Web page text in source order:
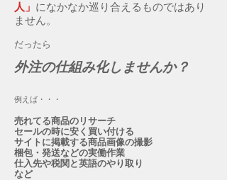
人」 になかなか巡り合えるものではあり
ません。
​だったら
外注の仕組み化しませんか？
例えば・・・
売れてる商品のリサーチ
セールの時に安く買い付ける
サイトに掲載する商品画像の撮影
梱包・発送などの実働作業
仕入先や税関と英語のやり取り
など